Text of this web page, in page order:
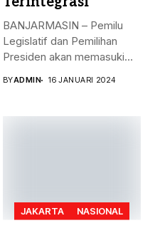
BANJARMASIN – Pemilu
Legislatif dan Pemilihan
Presiden akan memasuki
BYADMIN 16 JANUARI 2024
JAKARTA NASIONAL